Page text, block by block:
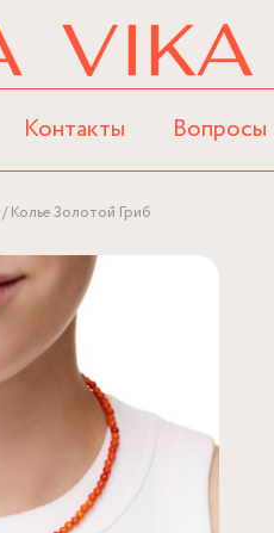
Контакты Вопросы
Колье Золотой Гриб